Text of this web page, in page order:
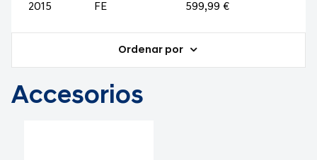
2015
FE
599,99 €
Ordenar por
Accesorios